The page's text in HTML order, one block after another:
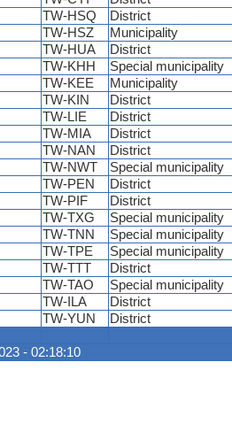
- 02:18:10
TW-HSQ
District
TW-HSZ
Municipality
TW-HUA
District
TW-KHH
Special municipality
TW-KEE
Municipality
TW-KIN
District
TW-LIE
District
TW-MIA
District
TW-NAN
District
TW-NWT
Special municipality
TW-PEN
District
TW-PIF
District
TW-TXG
Special municipality
TW-TNN
Special municipality
TW-TPE
Special municipality
TW-TTT
District
TW-TAO
Special municipality
TW-ILA
District
TW-YUN District